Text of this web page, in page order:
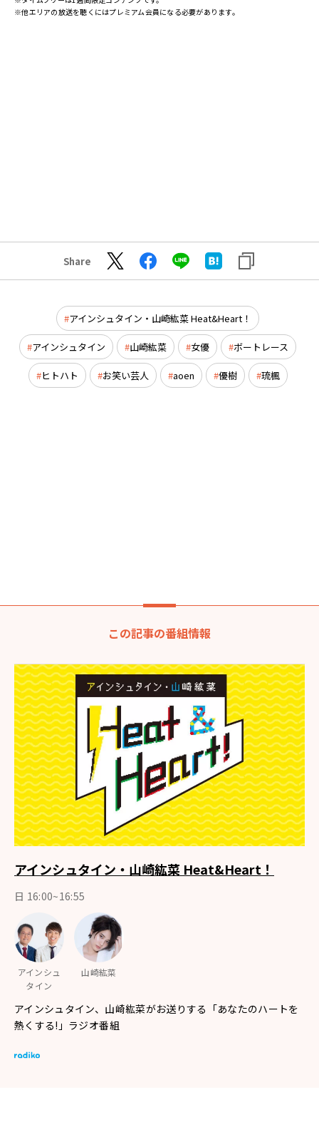
※他エリアの放送を聴くにはプレミアム会員になる必要があります。
Share
アインシュタイン・山崎紘菜 Heat&Heart！
アインシュタイン 山崎紘菜 女優 ボートレース
ヒトハト お笑い芸人 aoen 優樹 琉楓
この記事の番組情報
アインシュタイン・山崎紘菜 Heat&Heart！
日 16:00~16:55
アインシュ
タイン
山崎紘菜
アインシュタイン、山崎紘菜がお送りする「あなたのハートを
熱くする!」ラジオ番組